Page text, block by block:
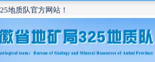
地质队官方网站！